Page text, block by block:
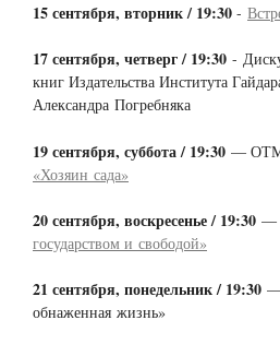
15 сентября, вторник / 19:30 -
17 сентября, четверг / 19:30 -
книг Издательства Института
Александра Погребняка
19 сентября, суббота / 19:30 —
«Хозяин сада»
20 сентября, воскресенье / 19:30 —
государством и свободой»
21 сентября, понедельник / 19:30
обнаженная жизнь»